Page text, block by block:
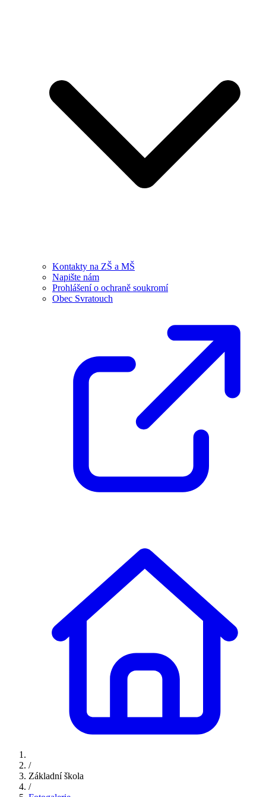
Kontakty na ZŠ a MŠ
Napište nám
Prohlášení o ochraně soukromí
Obec Svratouch
/
Základní škola
/